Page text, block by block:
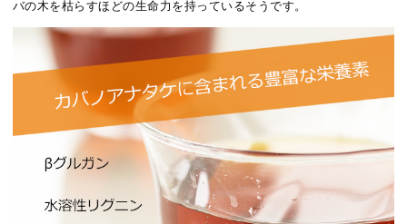
バの木を枯らすほどの生命力を持っているそうです。